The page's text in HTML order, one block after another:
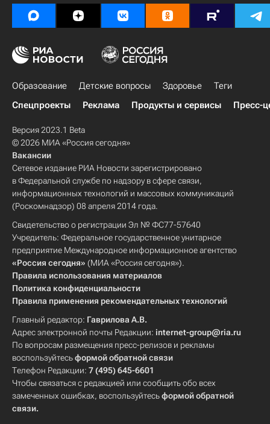
Образование Детские вопросы Здоровье
Теги
Спецпроекты
Реклама Продукты и сервисы Пресс-
Версия 2023.1 Beta
© 2026 МИА «Россия сегодня»
Вакансии
Сетевое издание РИА Новости зарегистрировано
в Федеральной службе по надзору в сфере связи,
информационных технологий и массовых коммуникаций
(Роскомнадзор) 08 апреля 2014 года.
Свидетельство о регистрации Эл № ФС77-57640
Учредитель: Федеральное государственное унитарное
предприятие Международное информационное агентство
«Россия сегодня» (МИА «Россия сегодня»).
Правила использования материалов
Политика конфиденциальности
Правила применения рекомендательных технологий
Главный редактор: Гаврилова А.В.
Адрес электронной почты Редакции: internet-group@ria.ru
По вопросам размещения пресс-релизов и рекламы
воспользуйтесьформой обратной связи
Телефон Редакции: 7 (495) 645-6601
Чтобы связаться с редакцией или сообщить обо всех
замеченных ошибках, воспользуйтесьформой обратной
связи.